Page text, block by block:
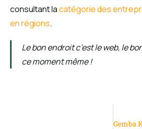
consultant lacatégorie des
en régions.
Le bon endroit c’est le web, le
ce moment même !